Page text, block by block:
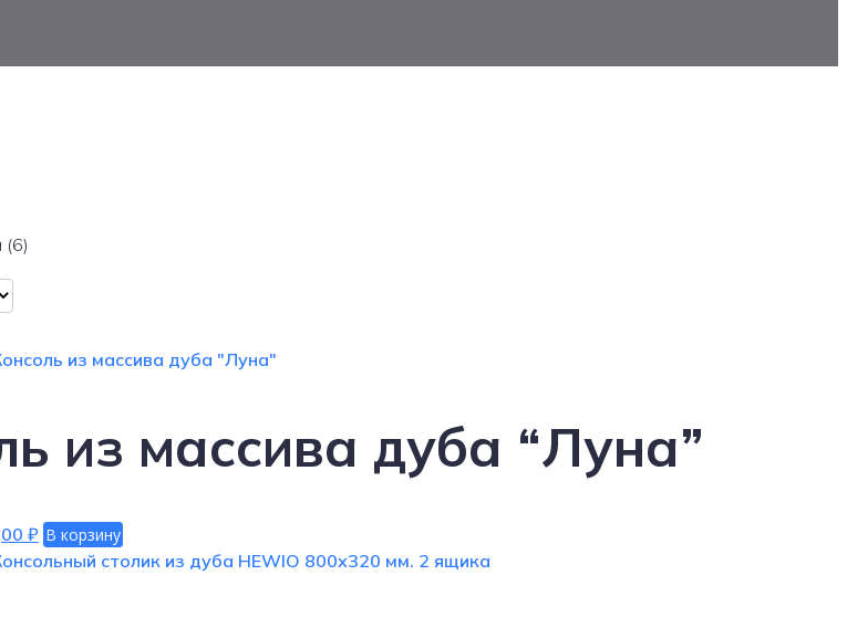
(6)
из массива дуба “Луна”
₽Текущая
цена:
В корзину